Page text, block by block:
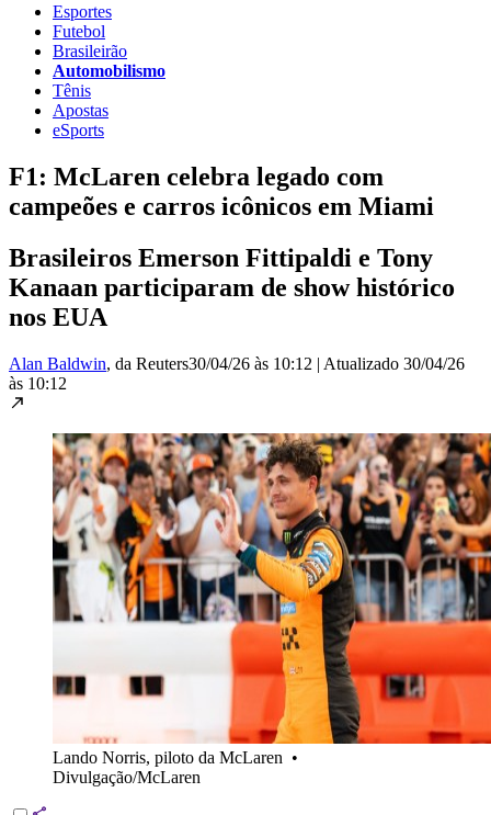
Esportes
Futebol
Brasileirão
Automobilismo
Tênis
Apostas
eSports
F1: McLaren celebra legado com
campeões e carros icônicos em Miami
Brasileiros Emerson Fittipaldi e Tony
Kanaan participaram de show histórico
nos EUA
Alan Baldwin, da Reuters30/04/26 às 10:12 | Atualizado 30/04/26
às 10:12
Lando Norris, piloto da McLaren •
Divulgação/McLaren